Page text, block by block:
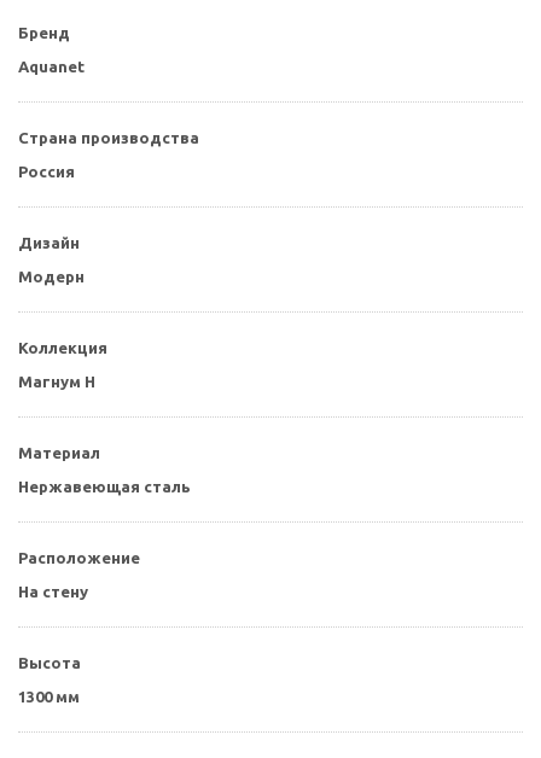
Бренд
Aquanet
Страна производства
Россия
Дизайн
Модерн
Коллекция
Магнум H
Материал
Нержавеющая сталь
Расположение
На стену
Высота
1300 мм